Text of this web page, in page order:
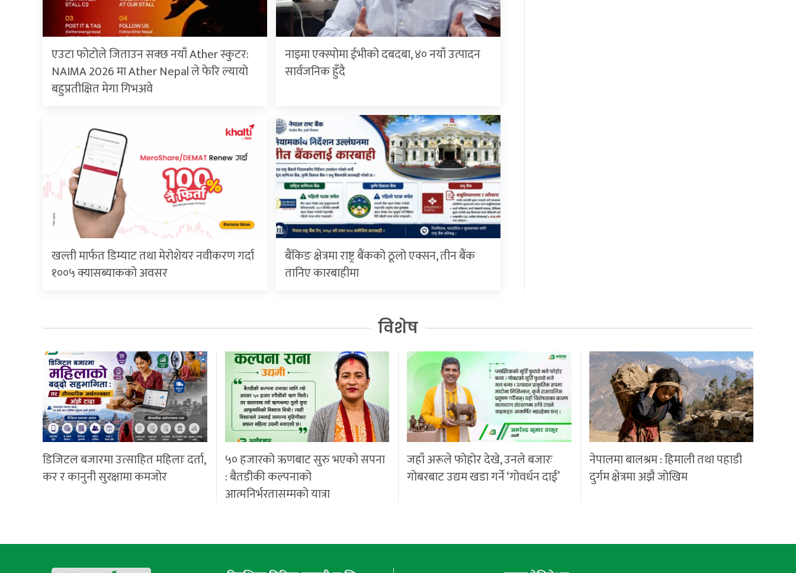
एउटा फोटोले जिताउन सक्छ नयाँ Ather स्कुटर:
NAIMA 2026 मा Ather Nepal ले फेरि ल्यायो
बहुप्रतीक्षित मेगा गिभअवे
नाइमा एक्स्पोमा ईभीको दबदबा, ४० नयाँ उत्पादन
सार्वजनिक हुँदै
खल्ती मार्फत डिम्याट तथा मेरोशेयर नवीकरण गर्दा
१००५ क्यासब्याकको अवसर
बैंकिङ क्षेत्रमा राष्ट्र बैंकको ठूलो एक्सन, तीन बैंक
तानिए कारबाहीमा
विशेष
डिजिटल बजारमा उत्साहित महिलाः दर्ता,
कर र कानुनी सुरक्षामा कमजोर
५० हजारको ऋणबाट सुरु भएको सपना
: बैतडीकी कल्पनाको
आत्मनिर्भरतासम्मको यात्रा
जहाँ अरूले फोहोर देखे, उनले बजारः
गोबरबाट उद्यम खडा गर्ने ‘गोवर्धन दाई’
नेपालमा बालश्रम : हिमाली तथा पहाडी
दुर्गम क्षेत्रमा अझै जोखिम